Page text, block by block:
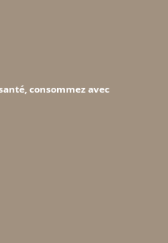
consommez avec